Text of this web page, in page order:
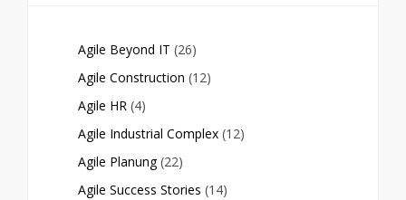
Agile Beyond IT (26)
Agile Construction (12)
Agile HR (4)
Agile Industrial Complex (12)
Agile Planung (22)
Agile Success Stories (14)